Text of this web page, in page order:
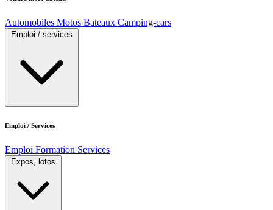
Automobiles Motos Bateaux Camping-cars
Emploi / services
Emploi / Services
Emploi Formation Services
Expos, lotos